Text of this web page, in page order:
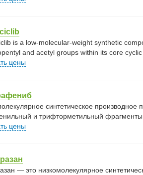
is a low-molecular-weight synthetic
and acetyl groups within its core
цены
синтетическое
и трифторметильный фрагменты.
цены
— это низкомолекулярное